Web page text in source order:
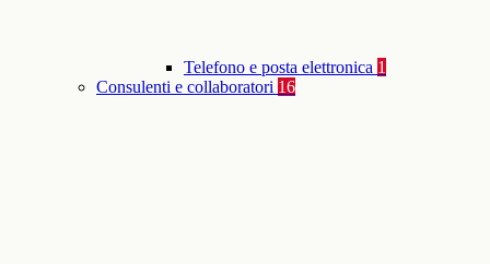
Telefono e posta elettronica 1
Consulenti e collaboratori 16